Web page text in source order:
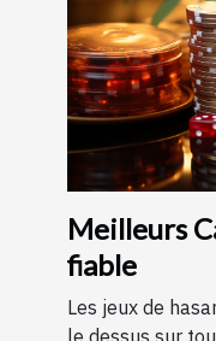
Meilleurs
fiable
Les jeux de